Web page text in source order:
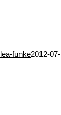
lea-funke2012-07-